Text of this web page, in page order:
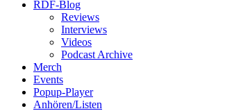
RDF-Blog
Reviews
Interviews
Videos
Podcast Archive
Merch
Events
Popup-Player
Anhören/Listen